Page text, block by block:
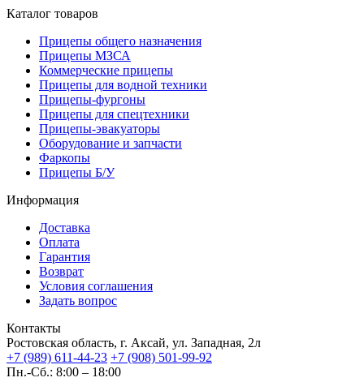
Каталог товаров
Прицепы общего назначения
Прицепы МЗСА
Коммерческие прицепы
Прицепы для водной техники
Прицепы-фургоны
Прицепы для спецтехники
Прицепы-эвакуаторы
Оборудование и запчасти
Фаркопы
Прицепы Б/У
Информация
Доставка
Оплата
Гарантия
Возврат
Условия соглашения
Задать вопрос
Контакты
Ростовская область, г. Аксай, ул. Западная, 2л
+7 (989) 611-44-23 +7 (908) 501-99-92
Пн.-Сб.: 8:00 – 18:00